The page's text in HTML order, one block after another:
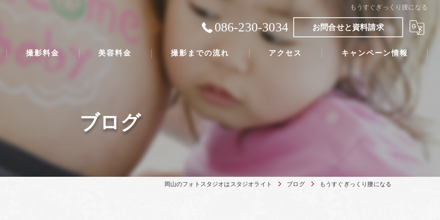
もうすぐぎっくり腰になる
086-230-3034 お問合せと資料請求
撮影料金 美容料金 撮影までの流れ アクセス キャンペーン情報
ブログ
岡山のフォトスタジオはスタジオライト ブログ もうすぐぎっくり腰になる